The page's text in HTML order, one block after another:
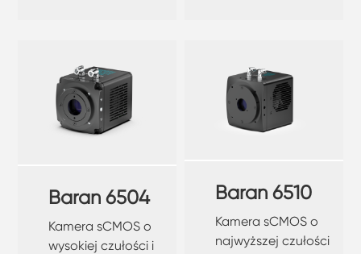
Baran 6504
Kamera sCMOS o
wysokiej czułości i
Baran 6510
Kamera sCMOS o
najwyższej czułości